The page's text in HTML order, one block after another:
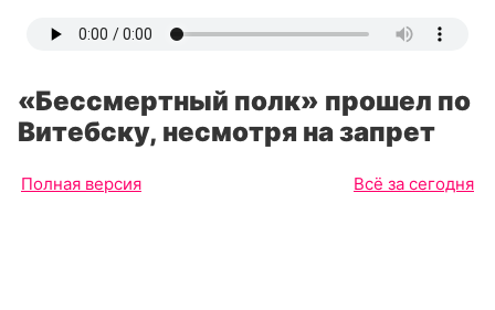
«Бессмертный полк» прошел по
Витебску, несмотря на запрет
Полная версия Всё за сегодня